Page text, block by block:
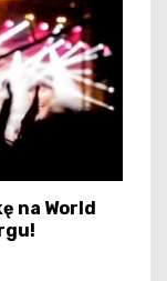
na World